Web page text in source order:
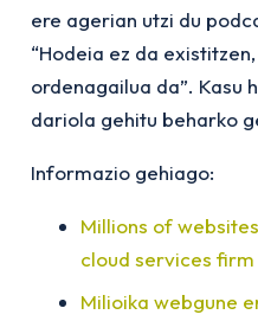
ere agerian utzi du
“Hodeia ez da
ordenagailua da”. Kasu
dariola gehitu beharko
Informazio gehiago:
Millions of
cloud services firm
Milioika webgune